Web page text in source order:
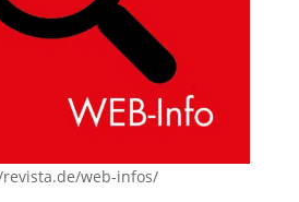
web-infos/